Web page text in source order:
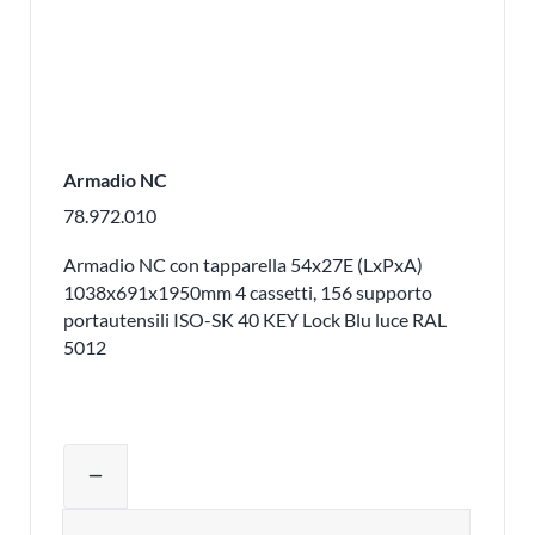
Armadio NC
78.972.010
Armadio NC con tapparella 54x27E (LxPxA)
1038x691x1950mm 4 cassetti, 156 supporto
portautensili ISO-SK 40 KEY Lock Blu luce RAL
5012
remove